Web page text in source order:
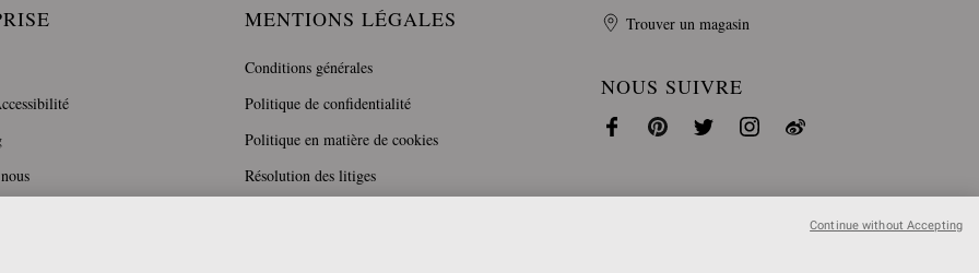
MENTIONS LÉGALES
Conditions générales
Politique de confidentialité
Politique en matière de cookies
Résolution des litiges
Trouver un magasin
NOUS SUIVRE
Continue without Accepting